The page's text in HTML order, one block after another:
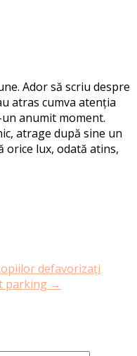
Ador să scriu despre
atras cumva atenția
anumit moment.
atrage după sine un
orice lux, odată atins,
defavorizați
parking →